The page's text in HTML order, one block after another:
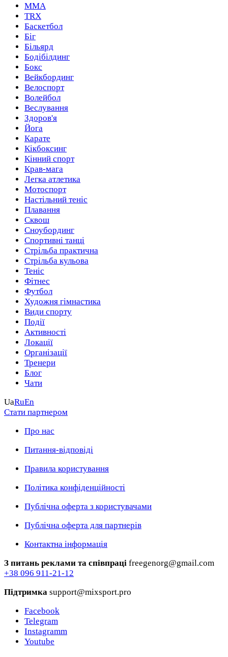
MMA
TRX
Баскетбол
Біг
Більярд
Бодібілдинг
Бокс
Вейкбординг
Велоспорт
Волейбол
Веслування
Здоров'я
Йога
Карате
Кікбоксинг
Кінний спорт
Крав-мага
Легка атлетика
Мотоспорт
Настільний теніс
Плавання
Сквош
Сноубординг
Спортивні танці
Стрільба практична
Стрільба кульова
Теніс
Фітнес
Футбол
Художня гімнастика
Види спорту
Події
Активності
Локації
Організації
Тренери
Блог
Чати
UaRuEn
Стати партнером
Про нас
Питання-відповіді
Правила користування
Політика конфіденційності
Публічна оферта з користувачами
Публічна оферта для партнерів
Контактна інформація
З питань реклами та співпраці freegenorg@gmail.com
+38 096 911-21-12
Підтримка support@mixsport.pro
Facebook
Telegram
Instagramm
Youtube